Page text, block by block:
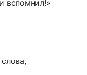
вспомнил!»